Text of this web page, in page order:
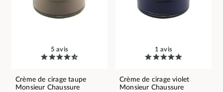
5 avis
Crème de cirage taupe
Monsieur Chaussure
1 avis
Crème de cirage violet
Monsieur Chaussure